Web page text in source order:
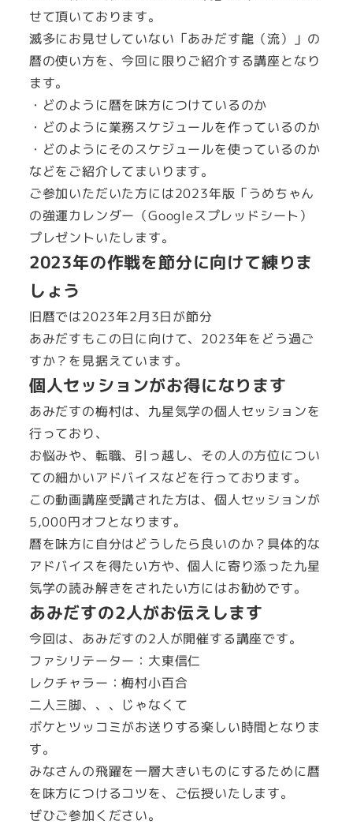
（2023
年
版）
個
せて頂いております。
滅多にお見せしていない「あみだす龍（流）」の
暦の使い方を、今回に限りご紹介する講座となり
ます。
・どのように暦を味方につけているのか
・どのように業務スケジュールを作っているのか
・どのようにそのスケジュールを使っているのか
などをご紹介してまいります。
ご参加いただいた方には2023年版「うめちゃん
の強運カレンダー（Googleスプレッドシート）
プレゼントいたします。
2023年の作戦を節分に向けて練りま
しょう
旧暦では2023年2月3日が節分
あみだすもこの日に向けて、2023年をどう過ご
すか？を見据えています。
個人セッションがお得になります
あみだすの梅村は、九星気学の個人セッションを
行っており、
お悩みや、転職、引っ越し、その人の方位につい
ての細かいアドバイスなどを行っております。
この動画講座受講された方は、個人セッションが
5,000円オフとなります。
暦を味方に自分はどうしたら良いのか？具体的な
アドバイスを得たい方や、個人に寄り添った九星
気学の読み解きをされたい方にはお勧めです。
あみだすの2人がお伝えします
今回は、あみだすの2人が開催する講座です。
ファシリテーター：大東信仁
レクチャラー：梅村小百合
二人三脚、、、じゃなくて
ボケとツッコミがお送りする楽しい時間となりま
す。
みなさんの飛躍を一層大きいものにするために暦
を味方につけるコツを、ご伝授いたします。
ぜひご参加ください。